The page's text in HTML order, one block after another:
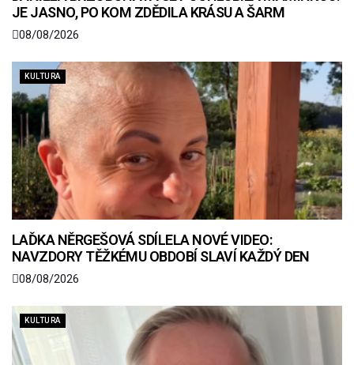
JE JASNO, PO KOM ZDĚDILA KRÁSU A ŠARM
08/08/2026
KULTURA
LAĎKA NĚRGEŠOVÁ SDÍLELA NOVÉ VIDEO:
NAVZDORY TĚŽKÉMU OBDOBÍ SLAVÍ KAŽDÝ DEN
08/08/2026
KULTURA